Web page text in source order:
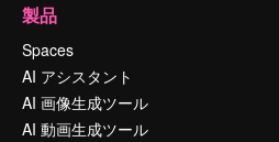
製品
Spaces
AI アシスタント
AI 画像生成ツール
AI 動画生成ツール